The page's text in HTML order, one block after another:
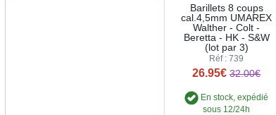
Barillets 8 coups
cal.4,5mm UMAREX
Walther - Colt -
Beretta - HK - S&W
(lot par 3)
Réf : 739
26.95€ 32.00€
En stock, expédié
sous 12/24h